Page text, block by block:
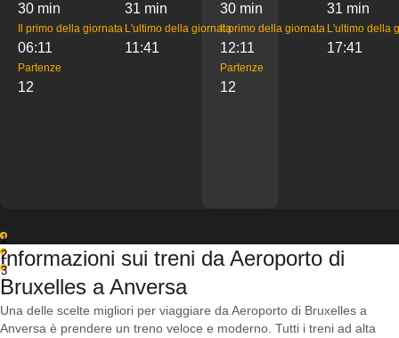
30 min 31 min
Il primo della giornata
06:11
L'ultimo della giornata
11:41
Partenze
12
30 min 31 min
Il primo della giornata
12:11
L'ultimo della
17:41
Partenze
12
1
2
3
Informazioni sui treni da Aeroporto di
Bruxelles a Anversa
Una delle scelte migliori per viaggiare da Aeroporto di Bruxelles a
Anversa è prendere un treno veloce e moderno. Tutti i treni ad alta